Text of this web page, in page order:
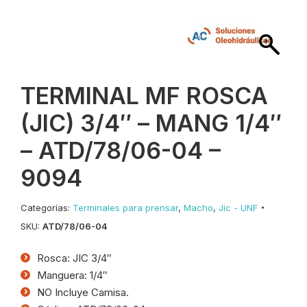
TERMINAL MF ROSCA
(JIC) 3/4″ – MANG 1/4″
– ATD/78/06-04 –
9094
Categorías: Terminales para prensar, Macho, Jic - UNF
SKU: ATD/78/06-04
Rosca: JIC 3/4″
Manguera: 1/4″
NO Incluye Camisa.